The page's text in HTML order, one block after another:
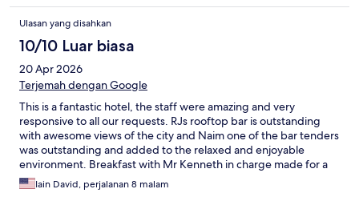
Ulasan yang disahkan
10/10 Luar biasa
20 Apr 2026
Terjemah dengan Google
This is a fantastic hotel, the staff were amazing and very
responsive to all our requests. RJs rooftop bar is outstanding
with awesome views of the city and Naim one of the bar tenders
was outstanding and added to the relaxed and enjoyable
environment. Breakfast with Mr Kenneth in charge made for a
great start to the day with a huge variety of food and prompt
service. We were on the 26th floor again with a great city views
Iain David, perjalanan 8 malam